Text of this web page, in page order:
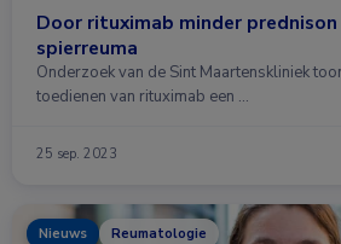
Door rituximab minder
spierreuma
Onderzoek van de Sint Maartenskliniek
toedienen van rituximab een …
25 sep. 2023
Nieuws Reumatologie